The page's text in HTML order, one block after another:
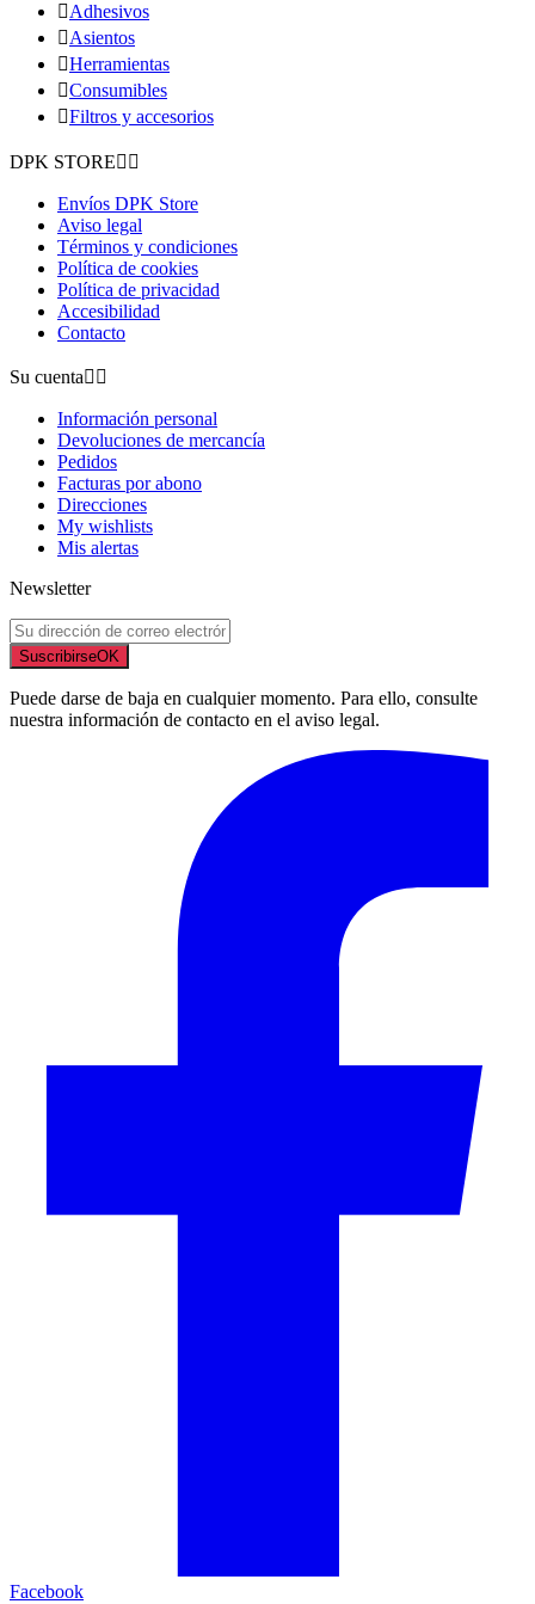
Adhesivos
Asientos
Herramientas
Consumibles
Filtros y accesorios
DPK STORE 
Envíos DPK Store
Aviso legal
Términos y condiciones
Política de cookies
Política de privacidad
Accesibilidad
Contacto
Su cuenta 
Información personal
Devoluciones de mercancía
Pedidos
Facturas por abono
Direcciones
My wishlists
Mis alertas
Newsletter
SuscribirseOK
Puede darse de baja en cualquier momento. Para ello, consulte
nuestra información de contacto en el aviso legal.
Facebook